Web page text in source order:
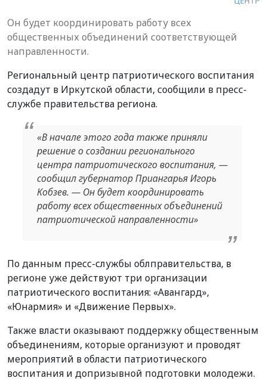
Он будет координировать работу всех
общественных объединений соответствующей
направленности.
Региональный центр патриотического воспитания
создадут в Иркутской области, сообщили в пресс-
службе правительства региона.
«В начале этого года также приняли
решение о создании регионального
центра патриотического воспитания, —
сообщил губернатор Приангарья Игорь
Кобзев. — Он будет координировать
работу всех общественных объединений
патриотической направленности»
По данным пресс-службы облправительства, в
регионе уже действуют три организации
патриотического воспитания: «Авангард»,
«Юнармия» и «Движение Первых».
Также власти оказывают поддержку общественным
объединениям, которые организуют и проводят
мероприятий в области патриотического
воспитания и допризывной подготовки молодежи.